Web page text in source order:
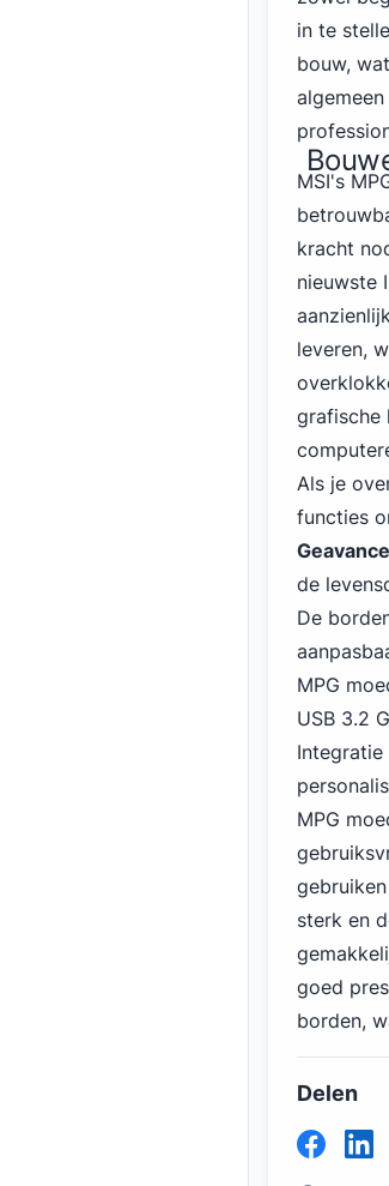
in te
bouw,
MSI's
kracht
nieuwste
leveren,
grafische
Als je
functies
de
De
MPG
USB 3.2
Integratie
MPG
sterk en
goed
borden,
Delen